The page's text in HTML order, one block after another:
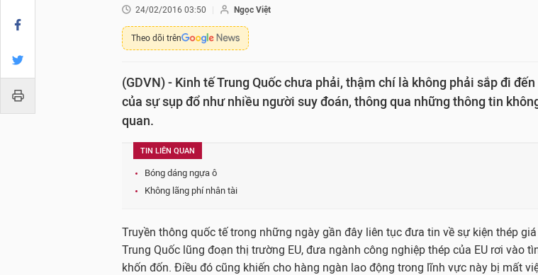
24/02/2016 03:50 Ngọc Việt
Theo dõi trên
(GDVN) - Kinh tế Trung Quốc chưa phải, thậm chí là không phải sắp đi
của sự sụp đổ như nhiều người suy đoán, thông qua những thông tin
quan.
TIN LIÊN QUAN
Bóng dáng ngựa ô
Không lãng phí nhân tài
Truyền thông quốc tế trong những ngày gần đây liên tục đưa tin về sự kiện thép giá
Trung Quốc lũng đoạn thị trường EU, đưa ngành công nghiệp thép của EU rơi vào
khốn đốn. Điều đó cũng khiến cho hàng ngàn lao động trong lĩnh vực này bị mất